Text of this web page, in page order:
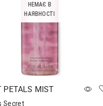
НЕМАЄ В
НАЯВНОСТІ
PETALS MIST
Secret